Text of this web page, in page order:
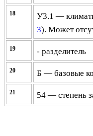
18
У3.1 —
3). Может
19 - разделитель
20 Б — базовые
21 54 — степень